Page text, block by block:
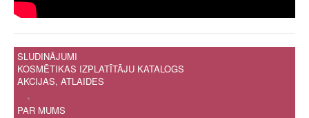
SLUDINĀJUMI
KOSMĒTIKAS IZPLATĪTĀJU KATALOGS
AKCIJAS, ATLAIDES
.
PAR MUMS